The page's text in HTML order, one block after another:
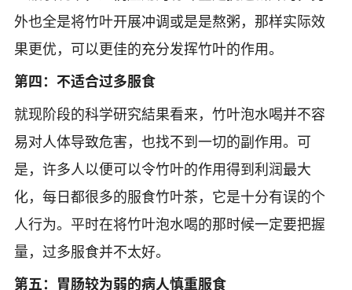
外也全是将竹叶开展冲调或是是熬粥，那样实际效
果更优，可以更佳的充分发挥竹叶的作用。
第四：不适合过多服食
就现阶段的科学研究結果看来，竹叶泡水喝并不容
易对人体导致危害，也找不到一切的副作用。可
是，许多人以便可以令竹叶的作用得到利润最大
化，每日都很多的服食竹叶茶，它是十分有误的个
人行为。平时在将竹叶泡水喝的那时候一定要把握
量，过多服食并不太好。
第五：胃肠较为弱的病人慎重服食